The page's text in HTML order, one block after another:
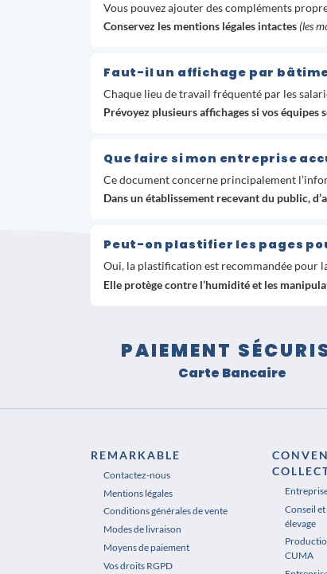
Vous pouvez ajouter des compléments
Conservez les mentions légales intactes(les
Faut-il un affichage par
Chaque lieu de travail fréquenté par les
Prévoyez plusieurs affichages si vos équipes
Que faire si mon entreprise
Ce document concerne principalement
Dans un établissement recevant du public,
Peut-on plastifier les pages
Oui, la plastification est recommandée pour
Elle protège contre l’humidité et les
PAIEMENT
Carte Bancaire
REMARKABLE
Contactez-nous
Mentions légales
Conditions générales de vente
Modes de livraison
Moyens de paiement
Vos droits RGPD
Conseil
élevage
CUMA